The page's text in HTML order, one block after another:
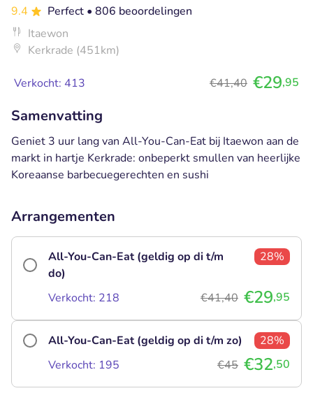
9.4
Perfect • 806 beoordelingen
Itaewon
Kerkrade (451km)
Verkocht: 413 €41,40 €29,95
Samenvatting
Geniet 3 uur lang van All-You-Can-Eat bij Itaewon aan de
markt in hartje Kerkrade: onbeperkt smullen van heerlijke
Koreaanse barbecuegerechten en sushi
Arrangementen
All-You-Can-Eat (geldig op di t/m
do)
28%
Verkocht: 218 €41,40 €29,95
All-You-Can-Eat (geldig op di t/m zo)
28%
Verkocht: 195
€45 €32,50